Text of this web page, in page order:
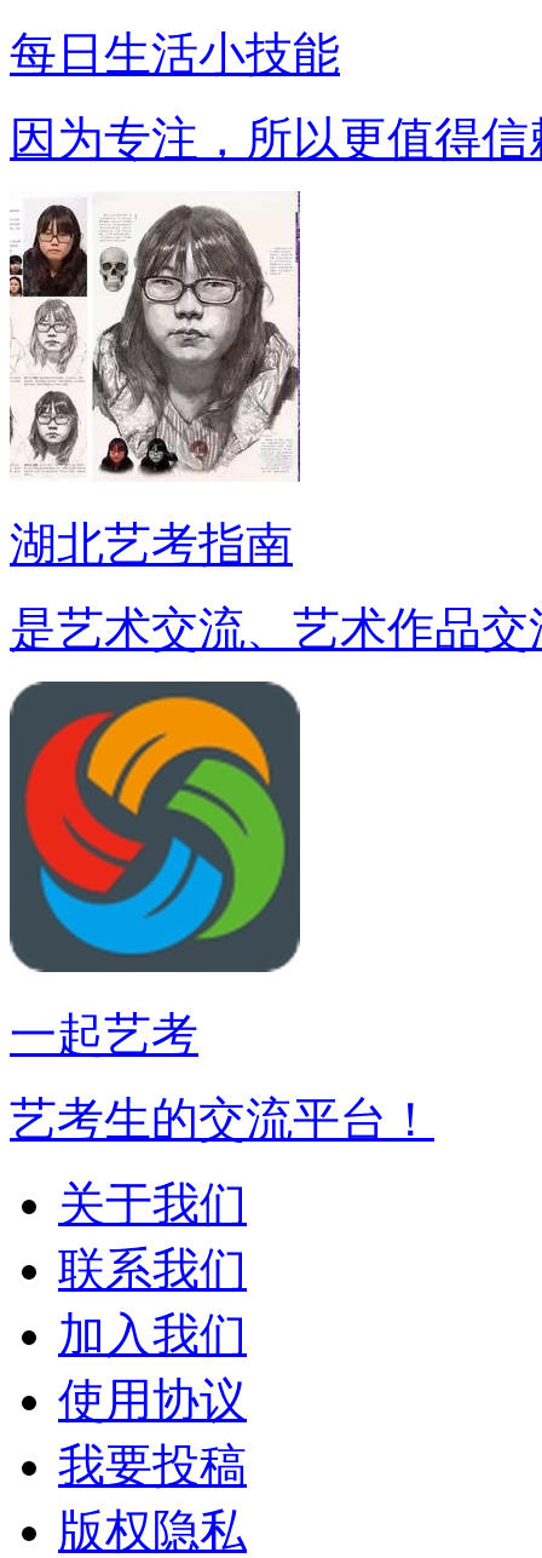
每日生活小技能
因为专注，所以更值得信
湖北艺考指南
是艺术交流、艺术作品
一起艺考
艺考生的交流平台！
关于我们
联系我们
加入我们
使用协议
我要投稿
版权隐私